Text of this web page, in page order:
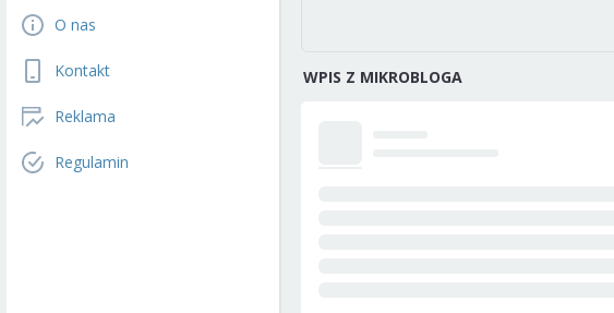
O nas
Kontakt
Reklama
Regulamin
WPIS Z MIKROBLOGA